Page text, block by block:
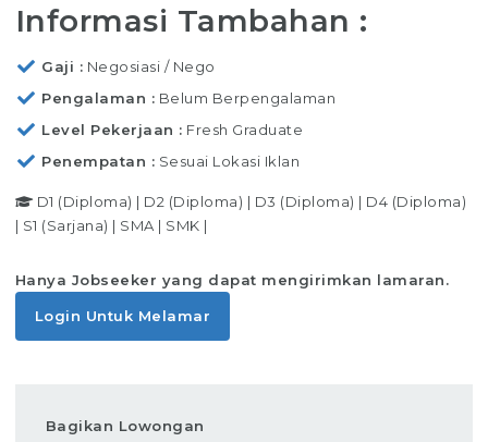
Informasi Tambahan :
Gaji
Negosiasi / Nego
Pengalaman
Belum Berpengalaman
Level Pekerjaan
Fresh Graduate
Penempatan
Sesuai Lokasi Iklan
D1 (Diploma) | D2 (Diploma) | D3 (Diploma) | D4 (Diploma)
| S1 (Sarjana) | SMA | SMK |
Hanya Jobseeker yang dapat mengirimkan lamaran.
Login Untuk Melamar
Bagikan Lowongan